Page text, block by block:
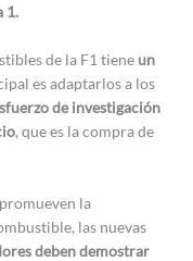
1.
de la F1 tiene un
es adaptarlos a los
de investigación
, que es la compra de
la
las nuevas
deben demostrar